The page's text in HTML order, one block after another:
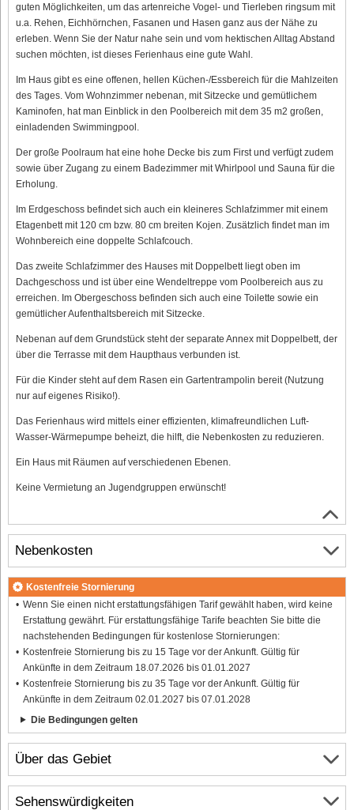
guten Möglichkeiten, um das artenreiche Vogel- und Tierleben ringsum mit
u.a. Rehen, Eichhörnchen, Fasanen und Hasen ganz aus der Nähe zu
erleben. Wenn Sie der Natur nahe sein und vom hektischen Alltag Abstand
suchen möchten, ist dieses Ferienhaus eine gute Wahl.
Im Haus gibt es eine offenen, hellen Küchen-/Essbereich für die Mahlzeiten
des Tages. Vom Wohnzimmer nebenan, mit Sitzecke und gemütlichem
Kaminofen, hat man Einblick in den Poolbereich mit dem 35 m2 großen,
einladenden Swimmingpool.
Der große Poolraum hat eine hohe Decke bis zum First und verfügt zudem
sowie über Zugang zu einem Badezimmer mit Whirlpool und Sauna für die
Erholung.
Im Erdgeschoss befindet sich auch ein kleineres Schlafzimmer mit einem
Etagenbett mit 120 cm bzw. 80 cm breiten Kojen. Zusätzlich findet man im
Wohnbereich eine doppelte Schlafcouch.
Das zweite Schlafzimmer des Hauses mit Doppelbett liegt oben im
Dachgeschoss und ist über eine Wendeltreppe vom Poolbereich aus zu
erreichen. Im Obergeschoss befinden sich auch eine Toilette sowie ein
gemütlicher Aufenthaltsbereich mit Sitzecke.
Nebenan auf dem Grundstück steht der separate Annex mit Doppelbett, der
über die Terrasse mit dem Haupthaus verbunden ist.
Für die Kinder steht auf dem Rasen ein Gartentrampolin bereit (Nutzung
nur auf eigenes Risiko!).
Das Ferienhaus wird mittels einer effizienten, klimafreundlichen Luft-
Wasser-Wärmepumpe beheizt, die hilft, die Nebenkosten zu reduzieren.
Ein Haus mit Räumen auf verschiedenen Ebenen.
Keine Vermietung an Jugendgruppen erwünscht!
Über das Gebiet
Nebenkosten
Kostenfreie Stornierung
Wenn Sie einen nicht erstattungsfähigen Tarif gewählt haben, wird keine
Erstattung gewährt. Für erstattungsfähige Tarife beachten Sie bitte die
nachstehenden Bedingungen für kostenlose Stornierungen:
Kostenfreie Stornierung bis zu 15 Tage vor der Ankunft. Gültig für
Ankünfte in dem Zeitraum 18.07.2026 bis 01.01.2027
Kostenfreie Stornierung bis zu 35 Tage vor der Ankunft. Gültig für
Ankünfte in dem Zeitraum 02.01.2027 bis 07.01.2028
Die Bedingungen gelten
Sehenswürdigkeiten